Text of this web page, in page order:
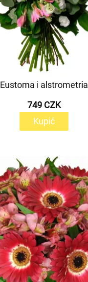
Eustoma i alstrometria
749 CZK
Kupić